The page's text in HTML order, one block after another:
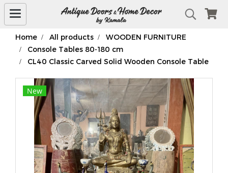
Home All products
WOODEN FURNITURE
Console Tables 80-180 cm
CL40 Classic Carved Solid Wooden Console Table
New